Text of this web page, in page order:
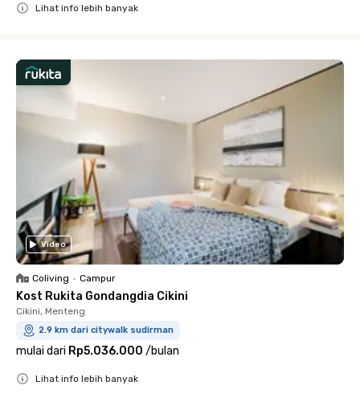
Lihat info lebih banyak
Video
Coliving • Campur
Kost Rukita Gondangdia Cikini
Cikini, Menteng
2.9 km dari citywalk sudirman
mulai dari Rp5.036.000 /bulan
Lihat info lebih banyak